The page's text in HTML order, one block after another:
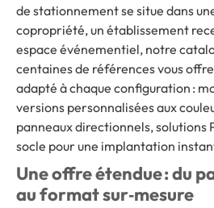
de stationnement se situe dans
copropriété, un établissement
espace événementiel, notre
centaines de références vous
adapté à chaque configuration :
versions personnalisées aux
panneaux directionnels, solutions
socle pour une implantation
Une offre étendue : du
au format sur‑mesure